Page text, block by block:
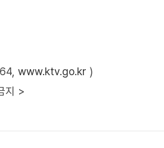
www.ktv.go.kr )
지 >